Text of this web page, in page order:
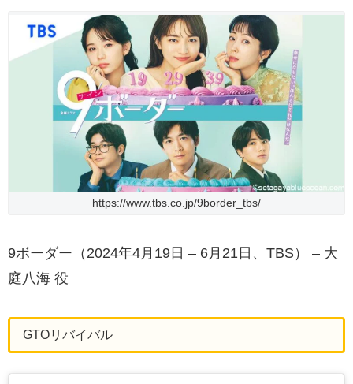
https://www.tbs.co.jp/9border_tbs/
9ボーダー（2024年4月19日 – 6月21日、TBS） – 大
庭八海 役
GTOリバイバル